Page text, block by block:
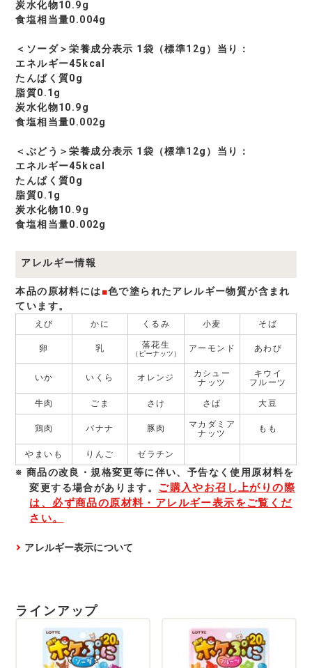
炭水化物10.9g
食塩相当量0.004g
＜ソーダ＞栄養成分表示 1袋（標準12g）当り：
エネルギー45kcal
たんぱく質0g
脂質0.1g
炭水化物10.9g
食塩相当量0.002g
＜ぶどう＞栄養成分表示 1袋（標準12g）当り：
エネルギー45kcal
たんぱく質0g
脂質0.1g
炭水化物10.9g
食塩相当量0.002g
アレルギー情報
本品の原材料には■色で塗られたアレルギー物質が含まれ
ています。
えび かに くるみ 小麦 そば
卵 乳 落花生
（ピーナッツ） アーモンド あわび
いか いくら オレンジ
カシュー
ナッツ
キウイ
フルーツ
牛肉 ごま さけ さば 大豆
鶏肉 バナナ 豚肉
マカダミア
ナッツ
もも
やまいも りんご ゼラチン
商品の改良・規格変更等に伴い、予告なく使⽤原材料を
変更する場合があります。 ご購入やお召し上がりの際
は、必ず商品の原材料・アレルギー表示をご覧くだ
さい。
アレルギー表示について
ラインアップ